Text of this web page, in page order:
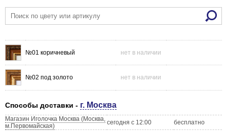
№01 коричневый нет в наличии
№02 под золото нет в наличии
Способы доставки - г. Москва
Магазин Иголочка Москва (Москва,
м.Первомайская)
сегодня с 12:00 бесплатно